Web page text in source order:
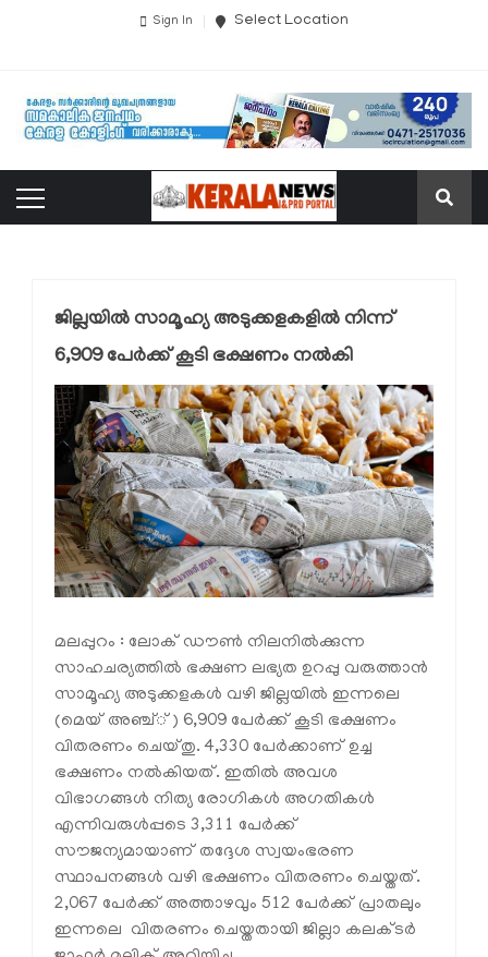
Sign In Select Location
ജില്ലയില്‍ സാമൂഹ്യ അടുക്കളകളില്‍ നിന്ന്
6,909 പേര്‍ക്ക് കൂടി ഭക്ഷണം നല്‍കി
മലപ്പുറം : ലോക് ഡൗണ്‍ നിലനില്‍ക്കുന്ന
സാഹചര്യത്തില്‍ ഭക്ഷണ ലഭ്യത ഉറപ്പു വരുത്താന്‍
സാമൂഹ്യ അടുക്കളകള്‍ വഴി ജില്ലയില്‍ ഇന്നലെ
(മെയ് അഞ്ച്്) 6,909 പേര്‍ക്ക് കൂടി ഭക്ഷണം
വിതരണം ചെയ്തു. 4,330 പേര്‍ക്കാണ് ഉച്ച
ഭക്ഷണം നല്‍കിയത്. ഇതില്‍ അവശ
വിഭാഗങ്ങള്‍ നിത്യ രോഗികള്‍ അഗതികള്‍
എന്നിവരുള്‍പ്പടെ 3,311 പേര്‍ക്ക്
സൗജന്യമായാണ് തദ്ദേശ സ്വയംഭരണ
സ്ഥാപനങ്ങള്‍ വഴി ഭക്ഷണം വിതരണം ചെയ്തത്.
2,067 പേര്‍ക്ക് അത്താഴവും 512 പേര്‍ക്ക് പ്രാതലും
ഇന്നലെ വിതരണം ചെയ്തതായി ജില്ലാ കലക്ടര്‍